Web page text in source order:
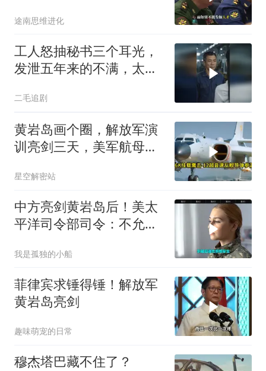
途南思维进化
工人怒抽秘书三个耳光，
发泄五年来的不满，太解
二毛追剧
黄岩岛画个圈，解放军演
训亮剑三天，美军航母从
星空解密站
中方亮剑黄岩岛后！美太
平洋司令部司令：不允许
我是孤独的小船
菲律宾求锤得锤！解放军
黄岩岛亮剑
趣味萌宠的日常
穆杰塔巴藏不住了？